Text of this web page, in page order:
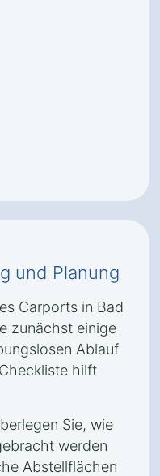
und Planung
Carports in Bad
zunächst einige
Ablauf
hilft
Sie, wie
werden
Abstellflächen